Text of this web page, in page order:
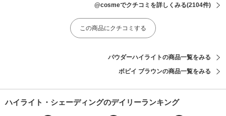
@cosmeでクチコミを詳しくみる(2104件)
この商品にクチコミする
パウダーハイライトの商品一覧をみる
ボビイ ブラウンの商品一覧をみる
ハイライト・シェーディングのデイリーランキング